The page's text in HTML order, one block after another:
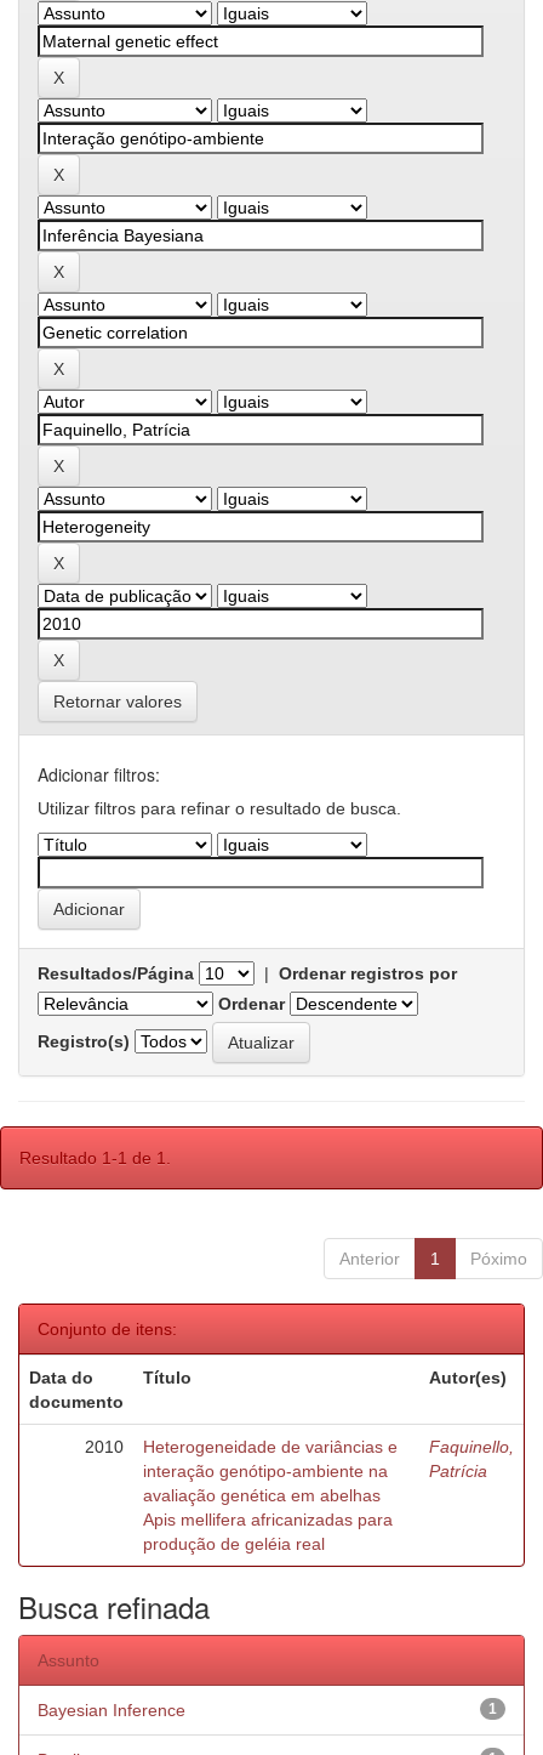
Retornar valores
Adicionar filtros:
Utilizar filtros para refinar o resultado de busca.
Resultados/Página | Ordenar registros por
Ordenar
Registro(s)
Resultado 1-1 de 1.
Anterior 1 Póximo
Conjunto de itens:
Data do
documento
Título Autor(es)
2010
Heterogeneidade de variâncias e
interação genótipo-ambiente na
avaliação genética em abelhas
Apis mellifera africanizadas para
produção de geléia real
Faquinello,
Patrícia
Busca refinada
Assunto
1
Bayesian Inference